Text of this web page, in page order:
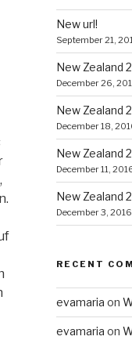
New url!
September 21,
New Zealand
December 26,
New Zealand
December 18,
New Zealand
December 11,
New Zealand
December 3, 2016
RECENT
evamaria on
evamaria on